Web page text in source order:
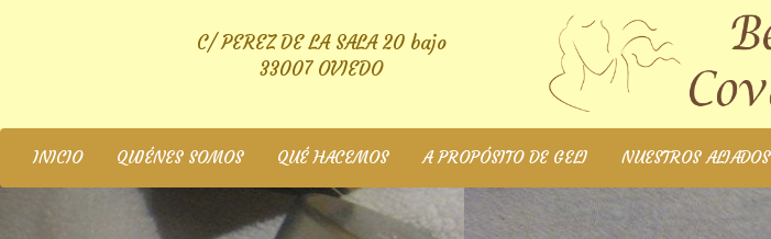
C/ PEREZ DE LA SALA 20 bajo
33007 OVIEDO
INICIO QUIÉNES SOMOS QUÉ HACEMOS A PROPÓSITO DE GELI NUESTROS ALIADOS
prev